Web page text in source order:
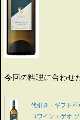
今回の料理に合わせ
代引き・ギフト
コワインエゲオ